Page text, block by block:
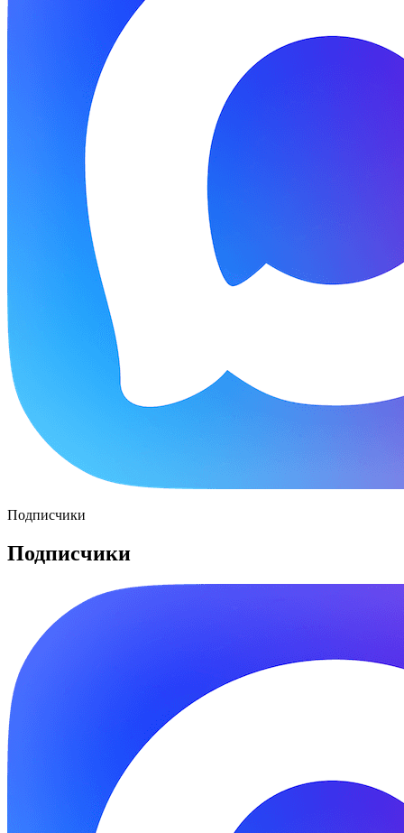
Подписчики
Подписчики